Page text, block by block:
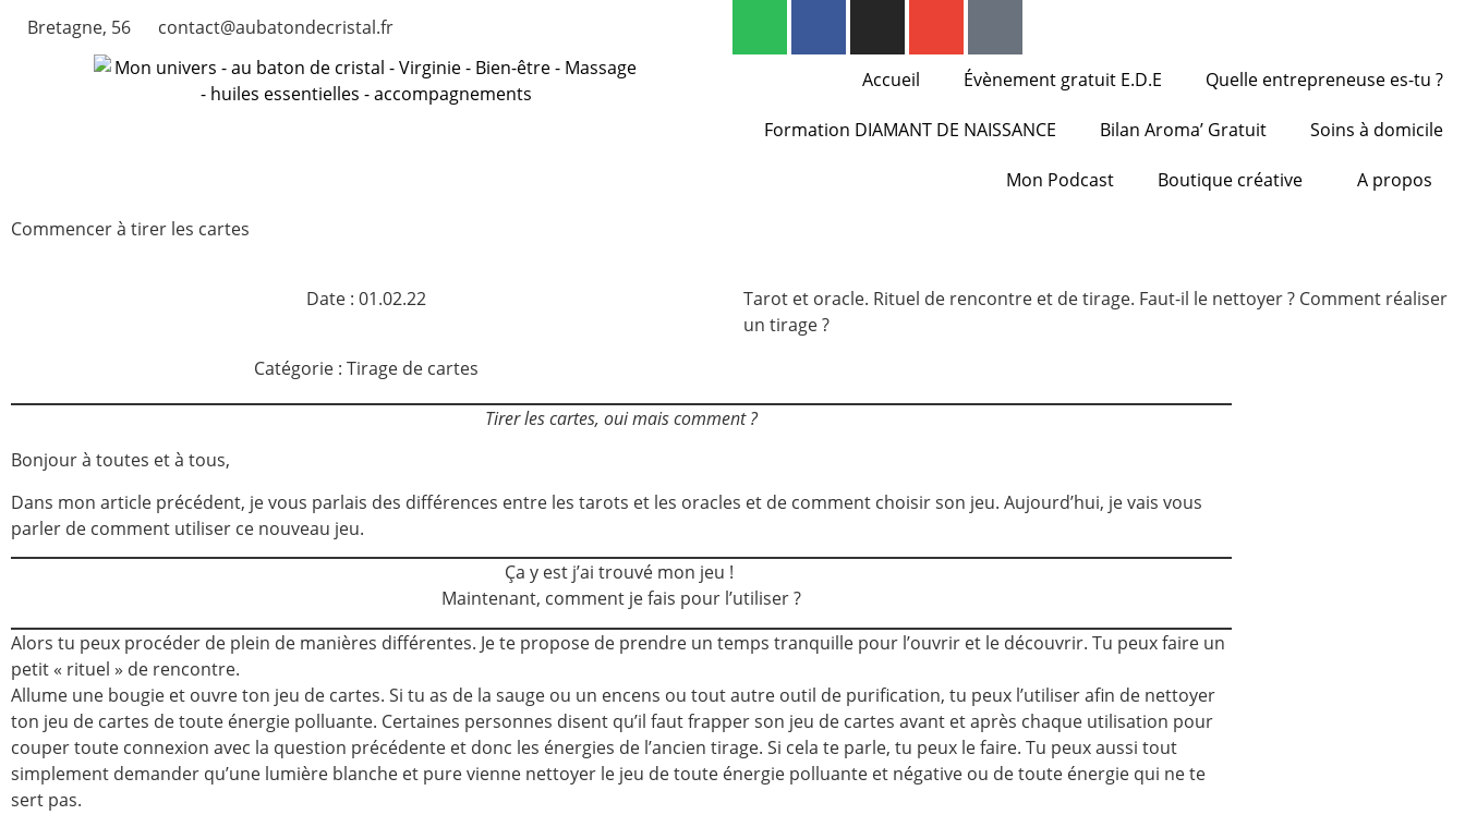
Bretagne, 56 contact@aubatondecristal.fr
Accueil Évènement gratuit E.D.E Quelle entrepreneuse es-tu ?
Formation DIAMANT DE NAISSANCE Bilan Aroma’ Gratuit Soins à domicile
Mon Podcast Boutique créative A propos
Commencer à tirer les cartes
Date : 01.02.22
Catégorie : Tirage de cartes
Tarot et oracle. Rituel de rencontre et de tirage. Faut-il le nettoyer ? Comment réaliser
un tirage ?
Tirer les cartes, oui mais comment ?
Bonjour à toutes et à tous,
Dans mon article précédent, je vous parlais des différences entre les tarots et les oracles et de comment choisir son jeu. Aujourd’hui, je vais vous
parler de comment utiliser ce nouveau jeu.
Ça y est j’ai trouvé mon jeu !
Maintenant, comment je fais pour l’utiliser ?
Alors tu peux procéder de plein de manières différentes. Je te propose de prendre un temps tranquille pour l’ouvrir et le découvrir. Tu peux faire un
petit « rituel » de rencontre.
Allume une bougie et ouvre ton jeu de cartes. Si tu as de la sauge ou un encens ou tout autre outil de purification, tu peux l’utiliser afin de nettoyer
ton jeu de cartes de toute énergie polluante. Certaines personnes disent qu’il faut frapper son jeu de cartes avant et après chaque utilisation pour
couper toute connexion avec la question précédente et donc les énergies de l’ancien tirage. Si cela te parle, tu peux le faire. Tu peux aussi tout
simplement demander qu’une lumière blanche et pure vienne nettoyer le jeu de toute énergie polluante et négative ou de toute énergie qui ne te
sert pas.